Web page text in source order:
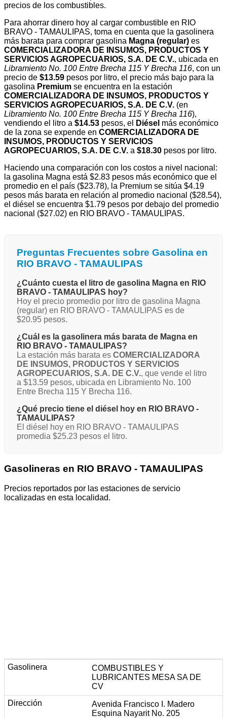
precios de los combustibles.
Para ahorrar dinero hoy al cargar combustible en RIO
BRAVO - TAMAULIPAS, toma en cuenta que la gasolinera
más barata para comprar gasolina Magna (regular) es
COMERCIALIZADORA DE INSUMOS, PRODUCTOS Y
SERVICIOS AGROPECUARIOS, S.A. DE C.V., ubicada en
Libramiento No. 100 Entre Brecha 115 Y Brecha 116, con un
precio de $13.59 pesos por litro, el precio más bajo para la
gasolina Premium se encuentra en la estación
COMERCIALIZADORA DE INSUMOS, PRODUCTOS Y
SERVICIOS AGROPECUARIOS, S.A. DE C.V. (en
Libramiento No. 100 Entre Brecha 115 Y Brecha 116),
vendiendo el litro a $14.53 pesos, el Diésel más económico
de la zona se expende en COMERCIALIZADORA DE
INSUMOS, PRODUCTOS Y SERVICIOS
AGROPECUARIOS, S.A. DE C.V. a $18.30 pesos por litro.
Haciendo una comparación con los costos a nivel nacional:
la gasolina Magna está $2.83 pesos más económico que el
promedio en el país ($23.78), la Premium se sitúa $4.19
pesos más barata en relación al promedio nacional ($28.54),
el diésel se encuentra $1.79 pesos por debajo del promedio
nacional ($27.02) en RIO BRAVO - TAMAULIPAS.
Preguntas Frecuentes sobre Gasolina en
RIO BRAVO - TAMAULIPAS
¿Cuánto cuesta el litro de gasolina Magna en RIO
BRAVO - TAMAULIPAS hoy?
Hoy el precio promedio por litro de gasolina Magna
(regular) en RIO BRAVO - TAMAULIPAS es de
$20.95 pesos.
¿Cuál es la gasolinera más barata de Magna en
RIO BRAVO - TAMAULIPAS?
La estación más barata es COMERCIALIZADORA
DE INSUMOS, PRODUCTOS Y SERVICIOS
AGROPECUARIOS, S.A. DE C.V., que vende el litro
a $13.59 pesos, ubicada en Libramiento No. 100
Entre Brecha 115 Y Brecha 116.
¿Qué precio tiene el diésel hoy en RIO BRAVO -
TAMAULIPAS?
El diésel hoy en RIO BRAVO - TAMAULIPAS
promedia $25.23 pesos el litro.
Gasolineras en RIO BRAVO - TAMAULIPAS
Precios reportados por las estaciones de servicio
localizadas en esta localidad.
COMBUSTIBLES Y
LUBRICANTES MESA SA DE
CV
Avenida Francisco I. Madero
Esquina Nayarit No. 205